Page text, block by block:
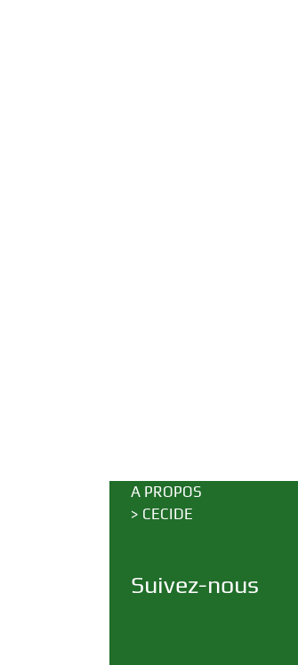
A PROPOS
> CECIDE
Suivez-nous